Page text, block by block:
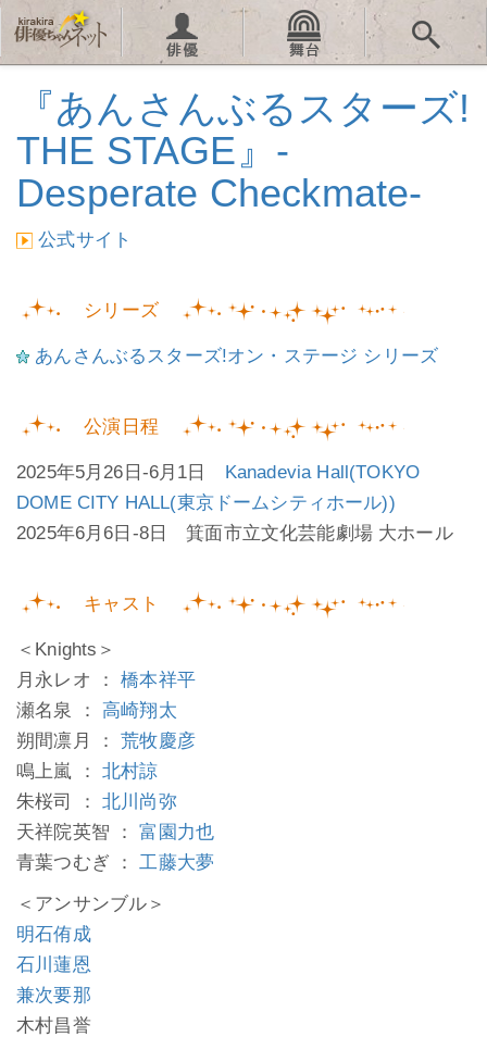
『あんさんぶるスターズ!
THE STAGE』-
Desperate Checkmate-
公式サイト
シリーズ
あんさんぶるスターズ!オン・ステージ シリーズ
公演日程
2025年5月26日-6月1日 Kanadevia Hall(TOKYO
DOME CITY HALL(東京ドームシティホール))
2025年6月6日-8日 箕面市立文化芸能劇場 大ホール
キャスト
＜Knights＞
月永レオ ：橋本祥平
瀬名泉 ：高崎翔太
朔間凛月 ：荒牧慶彦
鳴上嵐 ：北村諒
朱桜司 ：北川尚弥
天祥院英智 ：富園力也
青葉つむぎ ：工藤大夢
＜アンサンブル＞
明石侑成
石川蓮恩
兼次要那
木村昌誉